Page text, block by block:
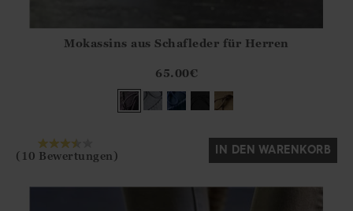
?? ""
Ja Nein
Mokassins aus Schafleder für Herren
65.00€
(10 Bewertungen) IN DEN WARENKORB